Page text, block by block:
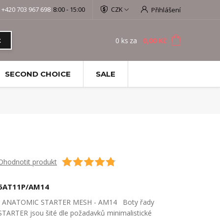
CZK Přihlášení
+420 703 967 698 8:00 - 15:00
0 ks za 0,00 Kč
SECOND CHOICE SALE
produkt
AM14
STARTER MESH - AM14 Boty řady
jsou šité dle požadavků minimalistické